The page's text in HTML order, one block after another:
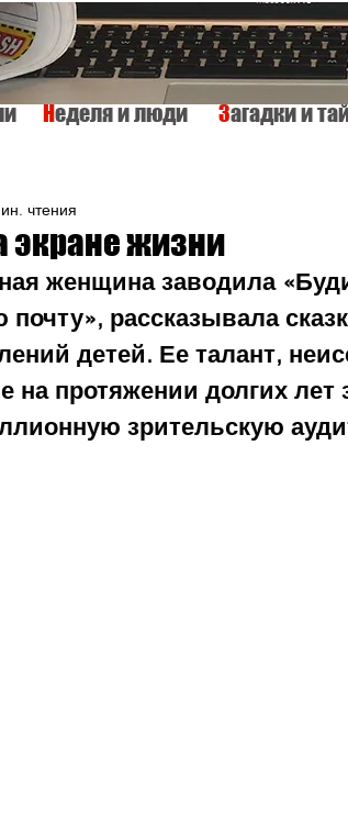
Неделя и людиЗагадки и
экране жизни
чтения
женщина заводила
рассказывала
детей. Ее талант,
на протяжении долгих лет
зрительскую